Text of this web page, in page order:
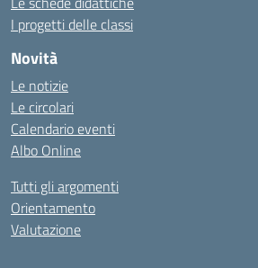
I progetti delle classi
Novità
Le notizie
Le circolari
Calendario eventi
Albo Online
Tutti gli argomenti
Orientamento
Valutazione